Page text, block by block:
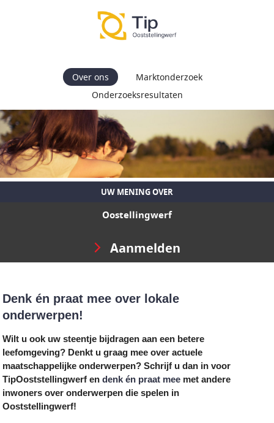
Over ons
Marktonderzoek
Onderzoeksresultaten
UW MENING OVER
Oostellingwerf
Aanmelden
Denk én praat mee over lokale
onderwerpen!
Wilt u ook uw steentje bijdragen aan een betere
leefomgeving? Denkt u graag mee over actuele
maatschappelijke onderwerpen? Schrijf u dan in voor
TipOoststellingwerf endenk én praat mee met andere
inwoners over onderwerpen die spelen in
Ooststellingwerf!